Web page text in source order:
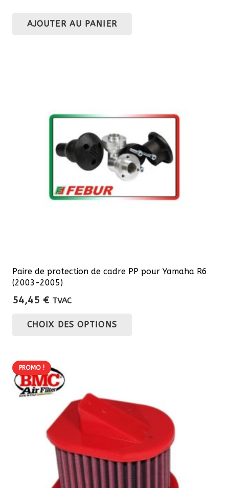
AJOUTER AU PANIER
Paire de protection de cadre PP pour Yamaha R6
(2003-2005)
54,45 € TVAC
CHOIX DES OPTIONS
peuvent
choisies
sur
PROMO !